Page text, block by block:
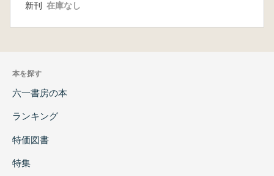
新刊 在庫なし
本を探す
六一書房の本
ランキング
特価図書
特集